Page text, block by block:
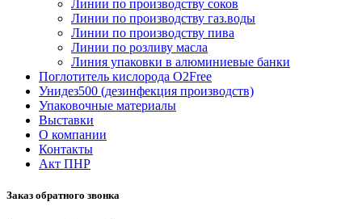
Линии по производству соков
Линии по производству газ.воды
Линии по производству пива
Линии по розливу масла
Линия упаковки в алюминиевые банки
Поглотитель кислорода O2Free
Унидез500 (дезинфекция производств)
Упаковочные материалы
Выставки
О компании
Контакты
Акт ПНР
Заказ обратного звонка